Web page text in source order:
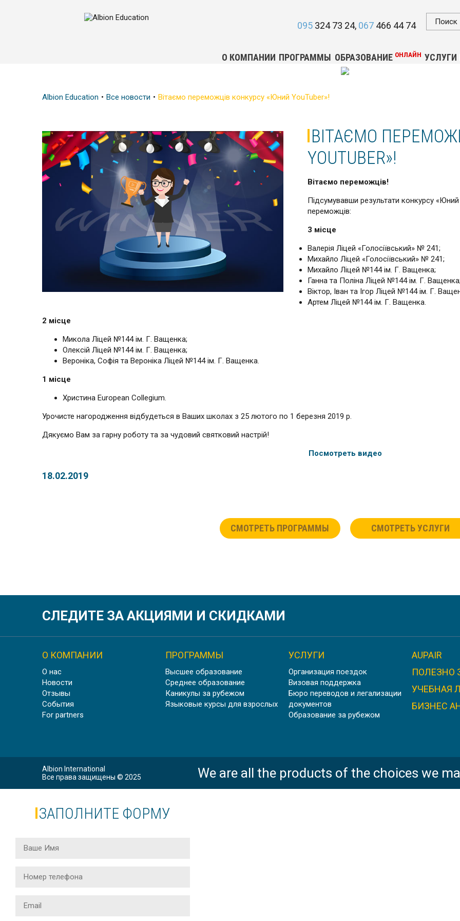
095 324 73 24 067 466 44 74
О КОМПАНИИ ПРОГРАММЫ ОБРАЗОВАНИЕ ОНЛАЙН УСЛУГИ
Albion Education Все новости Вітаємо переможців конкурсу «Юний YouTuber»!
ВІТАЄМО
YOUTUBER»!
Вітаємо переможців!
Підсумувавши результати конкурсу
переможців:
3 місце
Валерія Ліцей «Голосіївський» № 241;
Михайло Ліцей «Голосіївський» № 241;
Михайло Ліцей №144 ім. Г. Ващенка;
Ганна та Поліна Ліцей №144 ім. Г. Ващенка;
Віктор, Іван та Ігор Ліцей №144 ім. Г.
Артем Ліцей №144 ім. Г. Ващенка.
2 місце
Микола Ліцей №144 ім. Г. Ващенка;
Олексій Ліцей №144 ім. Г. Ващенка;
Вероніка, Софія та Вероніка Ліцей №144 ім. Г. Ващенка.
1 місце
Христина European Collegium.
Урочисте нагородження відбудеться в Ваших школах з 25 лютого по 1 березня 2019 р.
Дякуємо Вам за гарну роботу та за чудовий святковий настрій!
Посмотреть видео
18.02.2019
СМОТРЕТЬ ПРОГРАММЫ СМОТРЕТЬ УСЛУГИ
СЛЕДИТЕ ЗА АКЦИЯМИ И СКИДКАМИ
О КОМПАНИИ
О нас
Новости
Отзывы
События
For partners
ПРОГРАММЫ
Высшее образование
Среднее образование
Каникулы за рубежом
Языковые курсы для взрослых
УСЛУГИ
Организация поездок
Визовая поддержка
Бюро переводов и легализации
документов
Образование за рубежом
AUPAIR
ПОЛЕЗНО
УЧЕБНАЯ
БИЗНЕС
Albion International
Все права защищены © 2025
We are all the products of the choices we
ЗАПОЛНИТЕ ФОРМУ